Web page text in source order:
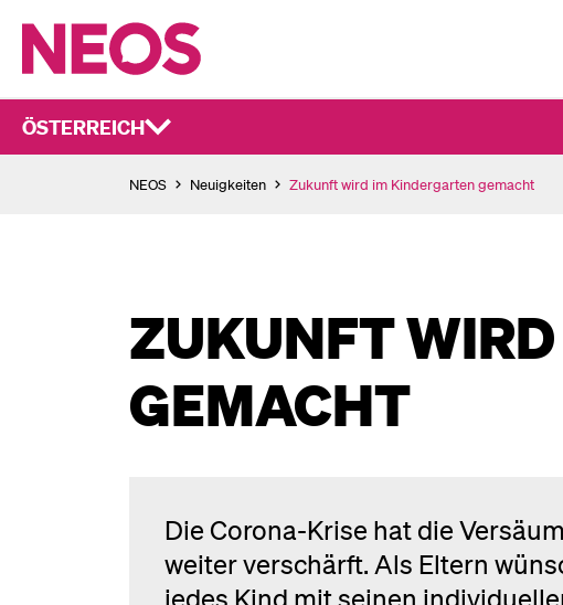
ÖSTERREICH
NEOS Neuigkeiten Zukunft wird im Kindergarten gemacht
ZUKUNFT
GEMACHT
Die Corona-Krise hat die
weiter verschärft. Als Eltern
jedes Kind mit seinen